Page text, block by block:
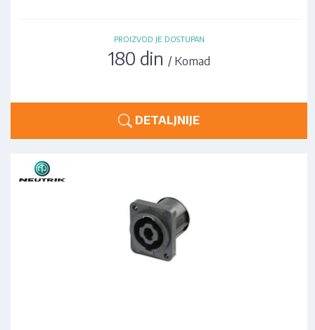
PROIZVOD JE DOSTUPAN
180 din / Komad
DETALJNIJE